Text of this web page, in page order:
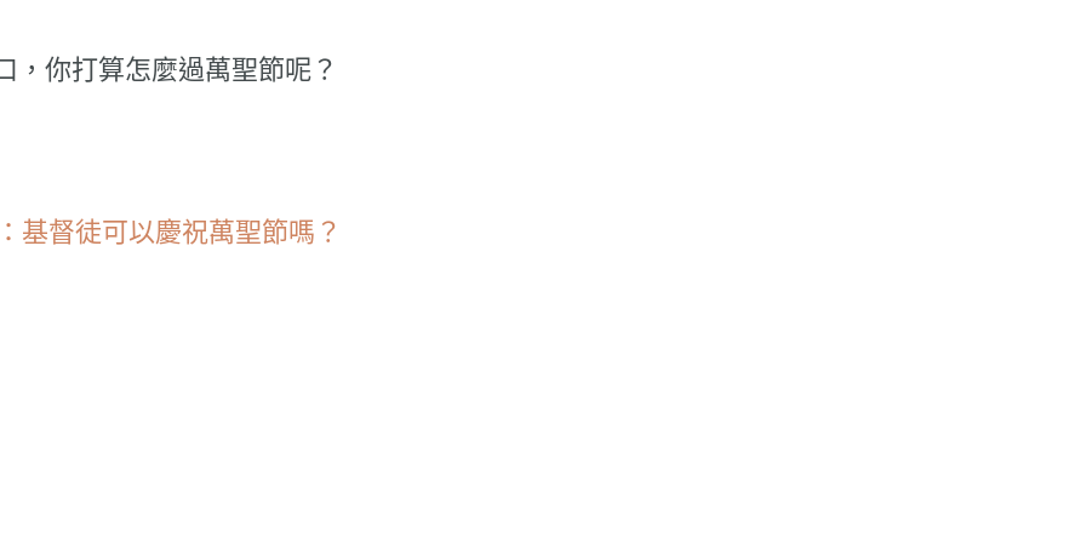
，你打算怎麼過萬聖節呢？
基督徒可以慶祝萬聖節嗎？